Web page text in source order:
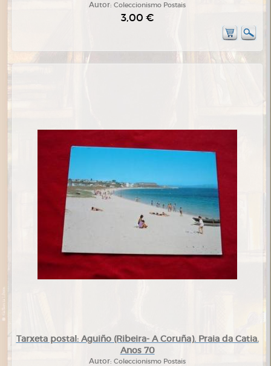
Autor: Coleccionismo Postais
3,00 €
Tarxeta postal: Aguiño (Ribeira- A Coruña). Praia da Catia.
Anos 70
Autor: Coleccionismo Postais